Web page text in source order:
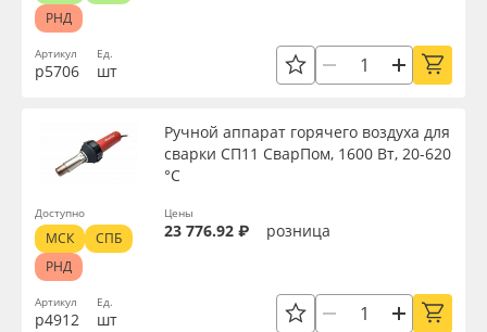
Артикул
р5706
Ед.
шт
РНД
Артикул
р4912
Ручной аппарат горячего воздуха для
сварки СП11 СварПом, 1600 Вт, 20-620
°C
Ед.
шт
Цены
23 776.92 ₽ розница
Доступно
МСК
СПБ
РНД